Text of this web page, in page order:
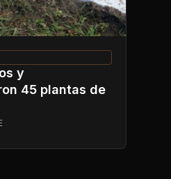
y
45 plantas de